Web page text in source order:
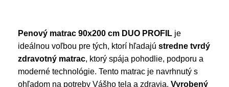
Penový matrac 90x200 cm DUO PROFIL je
ideálnou voľbou pre tých, ktorí hľadajú stredne tvrdý
zdravotný matrac, ktorý spája pohodlie, podporu a
moderné technológie. Tento matrac je navrhnutý s
ohľadom na potreby Vášho tela a zdravia. Vyrobený